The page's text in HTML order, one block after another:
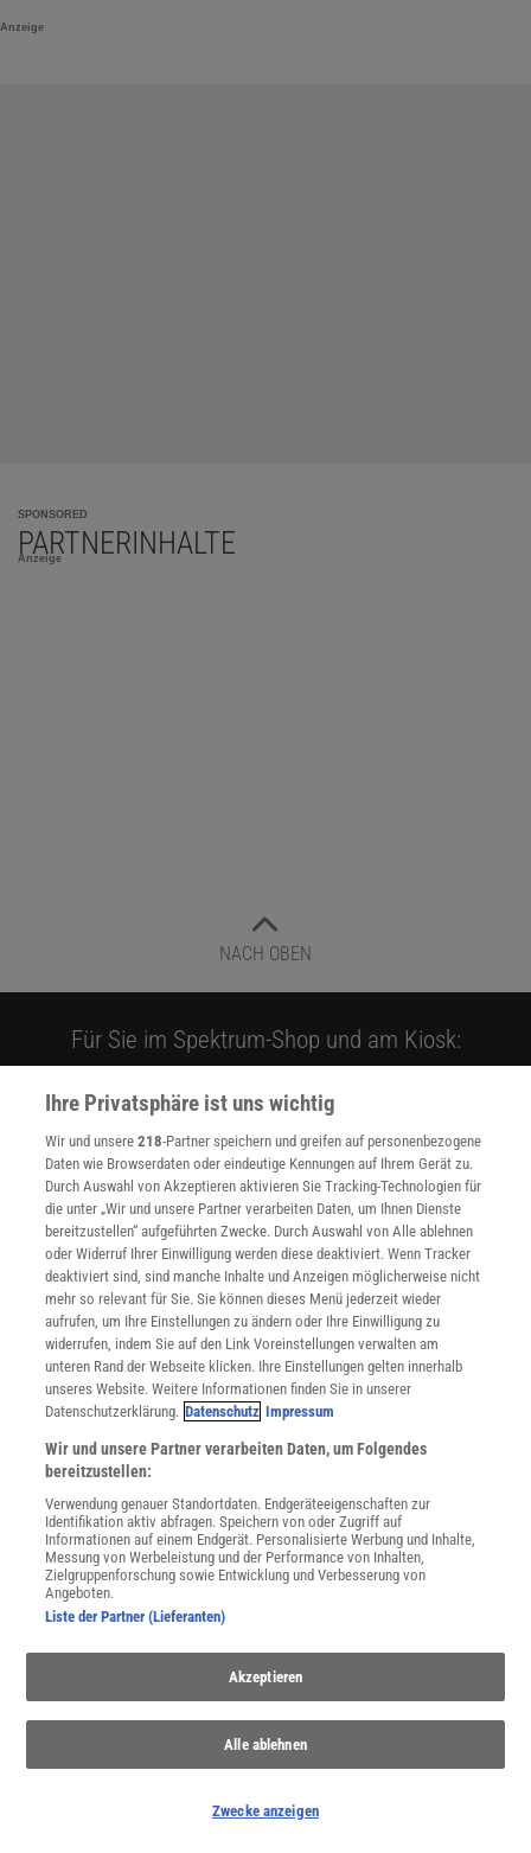
Anzeige
SPONSORED
PARTNERINHALTE
Anzeige
NACH OBEN
Für Sie im Spektrum-Shop und am Kiosk:
WEITERE NEUERSCHEINUNGEN SPEKTRUM SHOP
Spektrum.de-Newsletter abonnieren
JETZT ANMELDEN!
mit Ihren personenbezogenen Daten finden Sie in unsererDatenschutzerklärung
SERVICES
Newsletter
Kontakt
Spektrum Shop
Verträge kündigen
Widerruf
INFO
Ihre Privatsphäre ist uns wichtig
Wir und unsere218-Partner speichern und greifen auf personenbezogene
Daten wie Browserdaten oder eindeutige Kennungen auf Ihrem Gerät zu.
Durch Auswahl von Akzeptieren aktivieren Sie Tracking-Technologien für
die unter „Wir und unsere Partner verarbeiten Daten, um Ihnen Dienste
bereitzustellen“ aufgeführten Zwecke. Durch Auswahl von Alle ablehnen
oder Widerruf Ihrer Einwilligung werden diese deaktiviert. Wenn Tracker
deaktiviert sind, sind manche Inhalte und Anzeigen möglicherweise nicht
mehr so relevant für Sie. Sie können dieses Menü jederzeit wieder
aufrufen, um Ihre Einstellungen zu ändern oder Ihre Einwilligung zu
widerrufen, indem Sie auf den Link Voreinstellungen verwalten am
unteren Rand der Webseite klicken. Ihre Einstellungen gelten innerhalb
unseres Website. Weitere Informationen finden Sie in unserer
Datenschutzerklärung. Datenschutz Impressum
Wir und unsere Partner verarbeiten Daten, um Folgendes
bereitzustellen:
Verwendung genauer Standortdaten. Endgeräteeigenschaften zur
Identifikation aktiv abfragen. Speichern von oder Zugriff auf
Informationen auf einem Endgerät. Personalisierte Werbung und Inhalte,
Messung von Werbeleistung und der Performance von Inhalten,
Zielgruppenforschung sowie Entwicklung und Verbesserung von
Angeboten.
Liste der Partner (Lieferanten)
Akzeptieren
Alle ablehnen
Zwecke anzeigen